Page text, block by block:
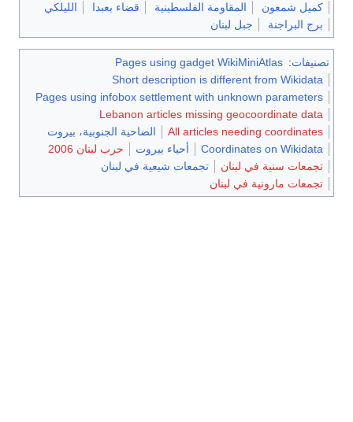
كميل شمعون
المقاومة الفلسطينية قضاء بعبدا
الليلكي
برج البراجنة
جبل لبنان
تصنيفات:
Pages using gadget WikiMiniAtlas
Short description is different from Wikidata
Pages using infobox settlement with unknown parameters
Lebanon articles missing geocoordinate data
All articles needing coordinates
الضاحية الجنوبية، بيروت
Coordinates on Wikidata
أحياء بيروت
حرب لبنان 2006
تجمعات سنية في لبنان
تجمعات شيعية في لبنان
تجمعات مارونية في لبنان